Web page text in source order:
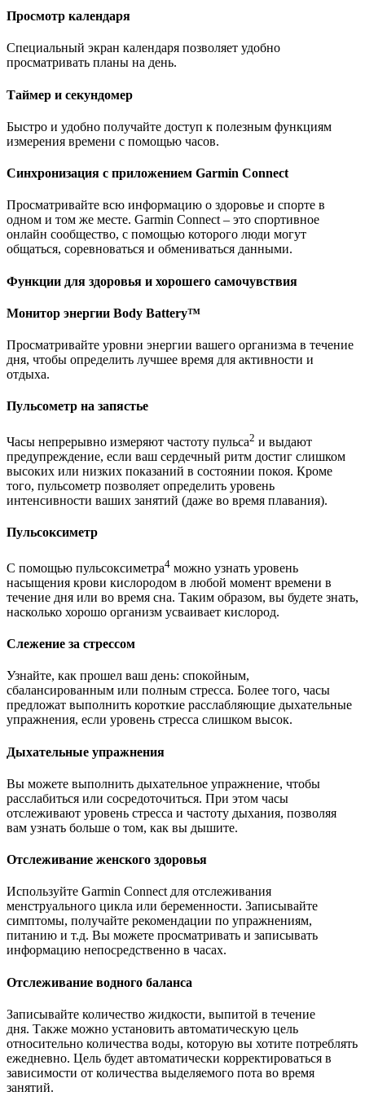
Просмотр календаря
Специальный экран календаря позволяет удобно
просматривать планы на день.
Таймер и секундомер
Быстро и удобно получайте доступ к полезным функциям
измерения времени с помощью часов.
Синхронизация с приложением Garmin Connect
Просматривайте всю информацию о здоровье и спорте в
одном и том же месте. Garmin Connect – это спортивное
онлайн сообщество, с помощью которого люди могут
общаться, соревноваться и обмениваться данными.
Функции для здоровья и хорошего самочувствия
Монитор энергии Body Battery™
Просматривайте уровни энергии вашего организма в течение
дня, чтобы определить лучшее время для активности и
отдыха.
Пульсометр на запястье
Часы непрерывно измеряют частоту пульса2 и выдают
предупреждение, если ваш сердечный ритм достиг слишком
высоких или низких показаний в состоянии покоя. Кроме
того, пульсометр позволяет определить уровень
интенсивности ваших занятий (даже во время плавания).
Пульсоксиметр
С помощью пульсоксиметра4 можно узнать уровень
насыщения крови кислородом в любой момент времени в
течение дня или во время сна. Таким образом, вы будете знать,
насколько хорошо организм усваивает кислород.
Слежение за стрессом
Узнайте, как прошел ваш день: спокойным,
сбалансированным или полным стресса. Более того, часы
предложат выполнить короткие расслабляющие дыхательные
упражнения, если уровень стресса слишком высок.
Дыхательные упражнения
Вы можете выполнить дыхательное упражнение, чтобы
расслабиться или сосредоточиться. При этом часы
отслеживают уровень стресса и частоту дыхания, позволяя
вам узнать больше о том, как вы дышите.
Отслеживание женского здоровья
Используйте Garmin Connect для отслеживания
менструального цикла или беременности. Записывайте
симптомы, получайте рекомендации по упражнениям,
питанию и т.д. Вы можете просматривать и записывать
информацию непосредственно в часах.
Отслеживание водного баланса
Записывайте количество жидкости, выпитой в течение
дня. Также можно установить автоматическую цель
относительно количества воды, которую вы хотите потреблять
ежедневно. Цель будет автоматически корректироваться в
зависимости от количества выделяемого пота во время
занятий.